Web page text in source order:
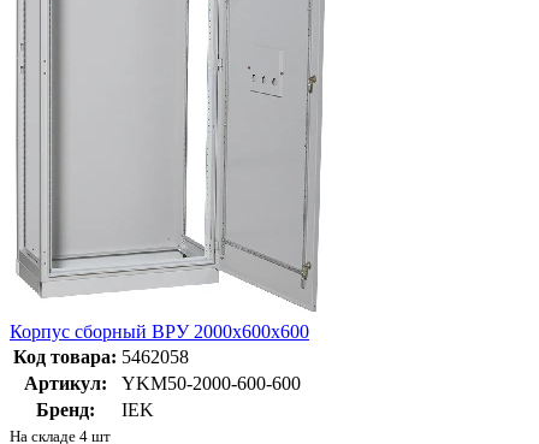
Корпус сборный ВРУ 2000х600х600
Код товара: 5462058
Артикул:
YKM50-2000-600-600
Бренд:
IEK
На складе 4 шт